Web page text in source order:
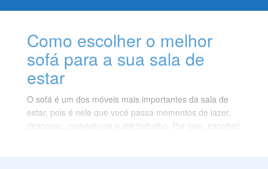
Como escolher o melhor
sofá para a sua sala de
estar
O sofá é um dos móveis mais importantes da sala de
estar, pois é nele que você passa momentos de lazer,
descanso, convivência e até trabalho. Por isso, escolher